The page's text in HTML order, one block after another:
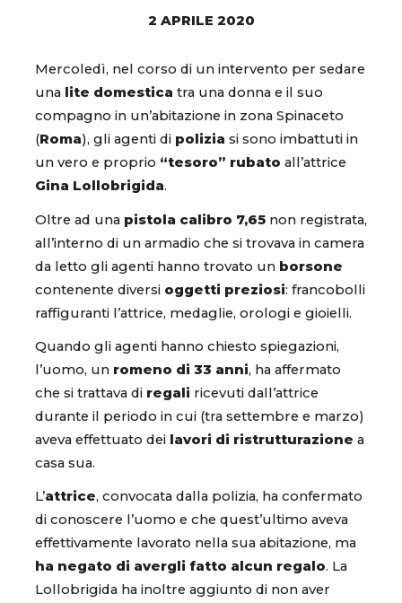
2 APRILE 2020
Mercoledì, nel corso di un intervento per sedare
una lite domestica tra una donna e il suo
compagno in un’abitazione in zona Spinaceto
(Roma), gli agenti di polizia si sono imbattuti in
un vero e proprio “tesoro” rubato all’attrice
Gina Lollobrigida.
Oltre ad una pistola calibro 7,65 non registrata,
all’interno di un armadio che si trovava in camera
da letto gli agenti hanno trovato un borsone
contenente diversi oggetti preziosi: francobolli
raffiguranti l’attrice, medaglie, orologi e gioielli.
Quando gli agenti hanno chiesto spiegazioni,
l’uomo, un romeno di 33 anni, ha affermato
che si trattava di regali ricevuti dall’attrice
durante il periodo in cui (tra settembre e marzo)
aveva effettuato dei lavori di ristrutturazione a
casa sua.
L’attrice, convocata dalla polizia, ha confermato
di conoscere l’uomo e che quest’ultimo aveva
effettivamente lavorato nella sua abitazione, ma
ha negato di avergli fatto alcun regalo. La
Lollobrigida ha inoltre aggiunto di non aver